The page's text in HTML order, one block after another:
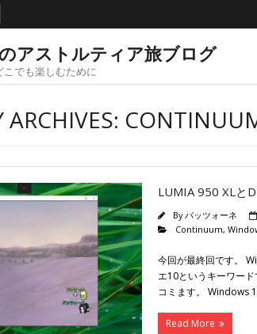
アストルティア旅ブログ
こでも楽しむために
ARCHIVES:
LUMIA 950 XLと
Byバッツォーネ
Continuum,
今回が最終回です。
エ10というキーワー
コミます。 Windows
Read More